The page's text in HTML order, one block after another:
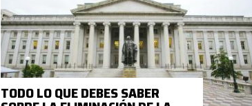
TODO LO QUE DEBES SABER